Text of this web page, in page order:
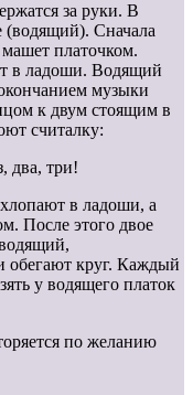
за руки. В
(водящий). Сначала
платочком.
в ладоши. Водящий
музыки
к двум стоящим в
считалку:
два, три!
в ладоши, а
После этого двое
обегают круг. Каждый
у водящего платок
по желанию